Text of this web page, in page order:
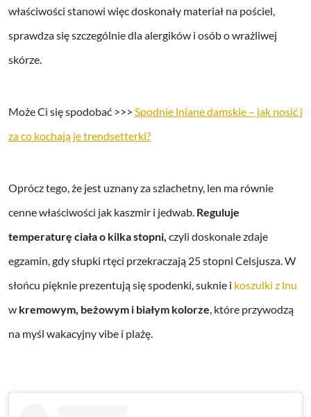
właściwości stanowi więc doskonały materiał na pościel,
sprawdza się szczególnie dla alergików i osób o wrażliwej
skórze.
Może Ci się spodobać >>> Spodnie lniane damskie – jak nosić i
za co kochają je trendsetterki?
Oprócz tego, że jest uznany za szlachetny, len ma równie
cenne właściwości jak kaszmir i jedwab. Reguluje
temperaturę ciała o kilka stopni, czyli doskonale zdaje
egzamin, gdy słupki rtęci przekraczają 25 stopni Celsjusza. W
słońcu pięknie prezentują się spodenki, suknie i koszulki z lnu
w kremowym, beżowym i białym kolorze, które przywodzą
na myśl wakacyjny vibe i plażę.